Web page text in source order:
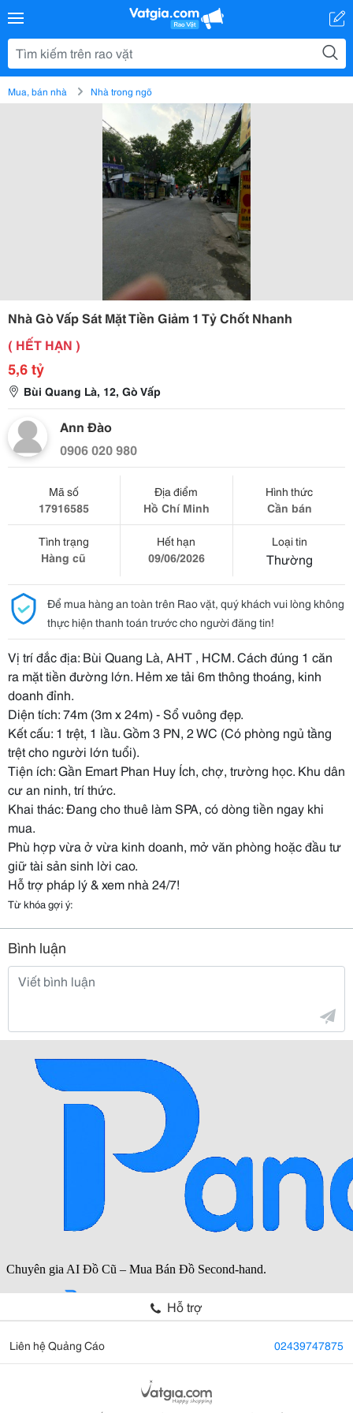
Mua, bán nhà Nhà trong ngõ
Nhà Gò Vấp Sát Mặt Tiền Giảm 1 Tỷ Chốt Nhanh
( HẾT HẠN )
5,6 tỷ
Bùi Quang Là, 12, Gò Vấp
Ann Đào
0906 020 980
Mã số
17916585
Địa điểm
Hồ Chí Minh
Hình thức
Cần bán
Tình trạng
Hàng cũ
Hết hạn
09/06/2026
Loại tin
Thường
Để mua hàng an toàn trên Rao vặt, quý khách vui lòng không
thực hiện thanh toán trước cho người đăng tin!
Vị trí đắc địa: Bùi Quang Là, AHT , HCM. Cách đúng 1 căn
ra mặt tiền đường lớn. Hẻm xe tải 6m thông thoáng, kinh
doanh đỉnh.
Diện tích: 74m (3m x 24m) - Sổ vuông đẹp.
Kết cấu: 1 trệt, 1 lầu. Gồm 3 PN, 2 WC (Có phòng ngủ tầng
trệt cho người lớn tuổi).
Tiện ích: Gần Emart Phan Huy Ích, chợ, trường học. Khu dân
cư an ninh, trí thức.
Khai thác: Đang cho thuê làm SPA, có dòng tiền ngay khi
mua.
Phù hợp vừa ở vừa kinh doanh, mở văn phòng hoặc đầu tư
giữ tài sản sinh lời cao.
Hỗ trợ pháp lý & xem nhà 24/7!
Từ khóa gợi ý:
Bình luận
Hỗ trợ
Liên hệ Quảng Cáo 02439747875